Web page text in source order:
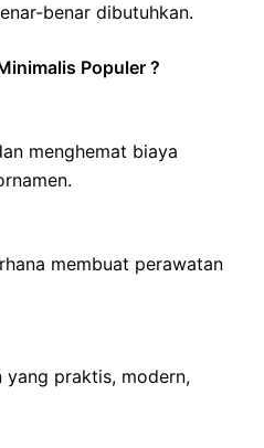
benar dibutuhkan.
Populer ?
menghemat biaya
membuat perawatan
yang praktis, modern,